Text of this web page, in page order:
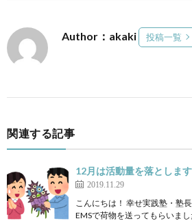
Author：akaki 投稿一覧
関連する記事
12月は活動量を落とします
2019.11.29
こんにちは！ 幸せ実践塾・塾
EMSで荷物を送ってもらいま